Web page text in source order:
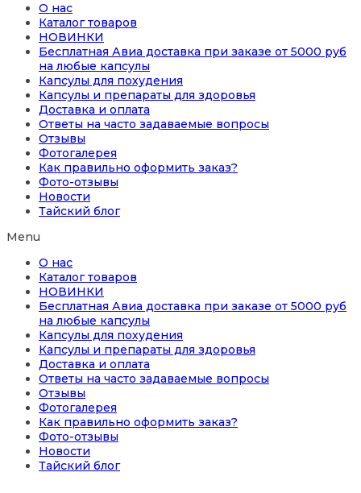
О нас
Каталог товаров
НОВИНКИ
Бесплатная Авиа доставка при заказе от 5000 руб
на любые капсулы
Капсулы для похудения
Капсулы и препараты для здоровья
Доставка и оплата
Ответы на часто задаваемые вопросы
Отзывы
Фотогалерея
Как правильно оформить заказ?
Фото-отзывы
Новости
Тайский блог
Menu
О нас
Каталог товаров
НОВИНКИ
Бесплатная Авиа доставка при заказе от 5000 руб
на любые капсулы
Капсулы для похудения
Капсулы и препараты для здоровья
Доставка и оплата
Ответы на часто задаваемые вопросы
Отзывы
Фотогалерея
Как правильно оформить заказ?
Фото-отзывы
Новости
Тайский блог